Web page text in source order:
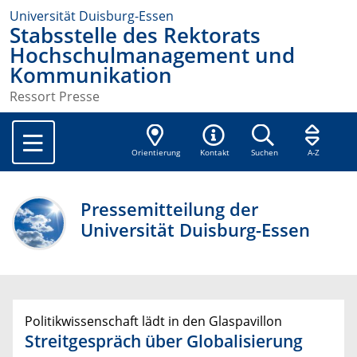
Universität Duisburg-Essen
Stabsstelle des Rektorats
Hochschulmanagement und
Kommunikation
Ressort Presse
Orientierung Kontakt Suchen A-Z
Pressemitteilung der
Universität Duisburg-Essen
Politikwissenschaft lädt in den Glaspavillon
Streitgespräch über Globalisierung